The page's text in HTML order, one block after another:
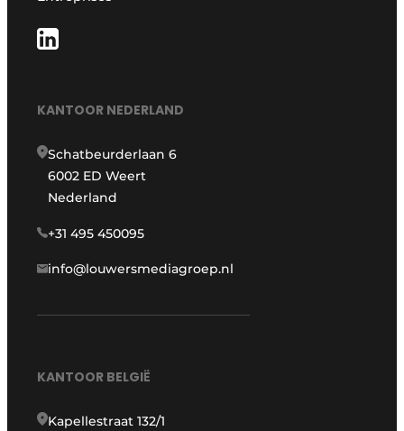
KANTOOR NEDERLAND
Schatbeurderlaan 6
6002 ED Weert
Nederland
+31 495 450095
info@louwersmediagroep.nl
KANTOOR BELGIË
Kapellestraat 132/1